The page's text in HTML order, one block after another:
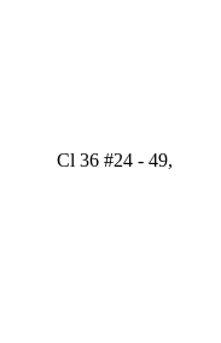
Cl 36 #24 - 49,